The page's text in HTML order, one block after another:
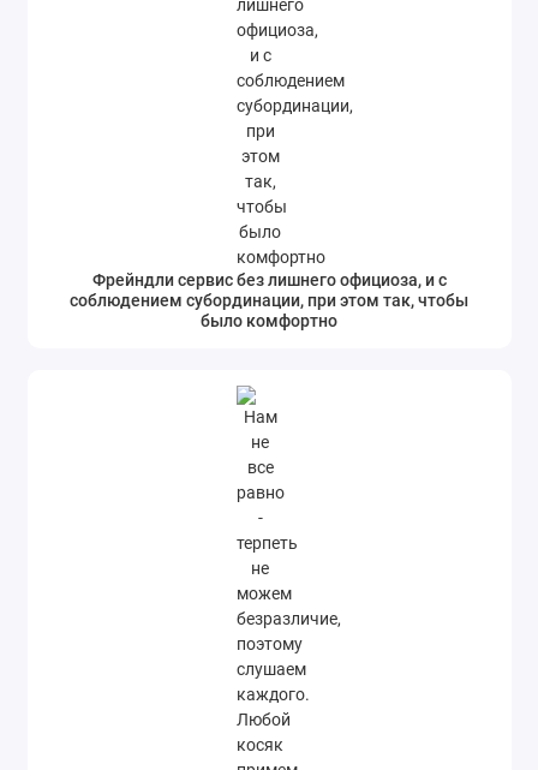
Фрейндли сервис без лишнего официоза, и с
соблюдением субординации, при этом так, чтобы
было комфортно